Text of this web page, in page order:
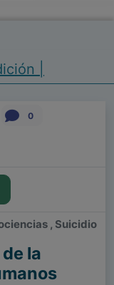
|
0
, Suicidio
la